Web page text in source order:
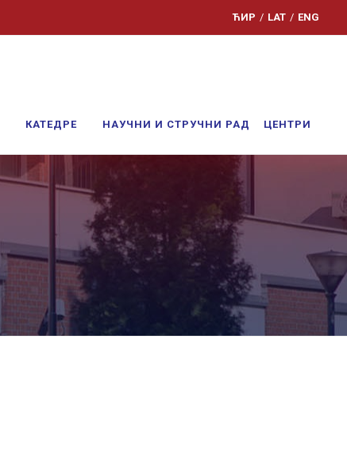
ЋИР / LAT / ENG
КАТЕДРЕ НАУЧНИ И СТРУЧНИ РАД ЦЕНТРИ